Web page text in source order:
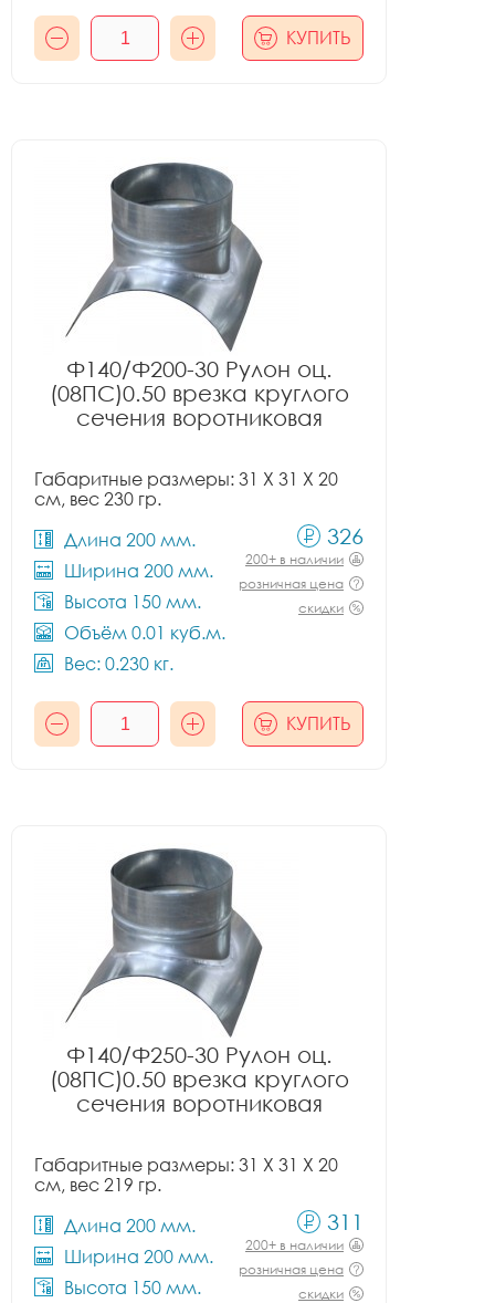
КУПИТЬ
Ф140/Ф200-30 Рулон оц.
(08ПС)0.50 врезка круглого
сечения воротниковая
Габаритные размеры: 31 X 31 X 20
см, вес 230 гр.
Длина 200 мм.
Ширина 200 мм.
Высота 150 мм.
Объём 0.01 куб.м.
Вес: 0.230 кг.
326
200+ в наличии
розничная цена
скидки
КУПИТЬ
Ф140/Ф250-30 Рулон оц.
(08ПС)0.50 врезка круглого
сечения воротниковая
Габаритные размеры: 31 X 31 X 20
см, вес 219 гр.
Длина 200 мм.
Ширина 200 мм.
Высота 150 мм.
311
200+ в наличии
розничная цена
скидки